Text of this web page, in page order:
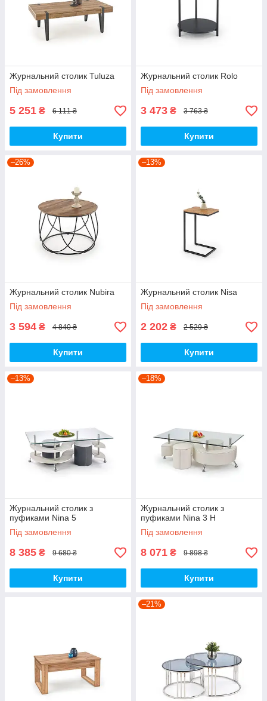
Журнальний столик Tuluza
Під замовлення
5 251 ₴ 6 111 ₴
Купити
Журнальний столик Rolo
Під замовлення
3 473 ₴ 3 763 ₴
Купити
–26%
Журнальний столик Nubira
Під замовлення
3 594 ₴ 4 840 ₴
Купити
–13%
Журнальний столик Nisa
Під замовлення
2 202 ₴ 2 529 ₴
Купити
–13%
Журнальний столик з
пуфиками Nina 5
Під замовлення
8 385 ₴ 9 680 ₴
Купити
–18%
Журнальний столик з
пуфиками Nina 3 H
Під замовлення
8 071 ₴ 9 898 ₴
Купити
–21%